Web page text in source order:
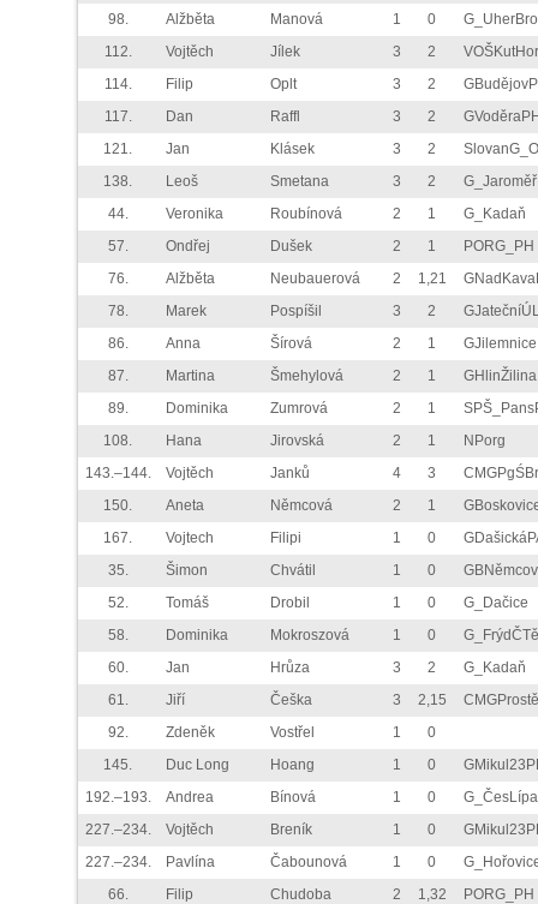
98.
Alžběta Manová 1 0
112.
Vojtěch Jílek 3 2
114.
Filip Oplt 3 2
117.
Dan Raffl 3 2
121.
Jan Klásek 3 2
138.
Leoš Smetana 3 2
G_Jaroměř
44.
Veronika Roubínová 2 1
G_Kadaň
57.
Ondřej Dušek 2 1
PORG_PH
76.
Alžběta Neubauerová 2 1,21
78.
Marek Pospíšil 3 2
86.
Anna Šírová 2 1
GJilemnice
87.
Martina Šmehylová 2 1
GHlinŽilina
89.
Dominika Zumrová 2 1
108.
Hana Jirovská 2 1
NPorg
143.–144.
Vojtěch Janků 4 3
150.
Aneta Němcová 2 1
167.
Vojtech Filipi 1 0
35.
Šimon Chvátil 1 0
52.
Tomáš Drobil 1 0
G_Dačice
58.
Dominika Mokroszová 1 0
60.
Jan Hrůza 3 2
G_Kadaň
61.
Jiří Češka 3 2,15
92.
Zdeněk Vostřel 1
0
145.
Duc Long Hoang 1 0
192.–193.
Andrea Bínová 1 0
G_ČesLípa
227.–234.
Vojtěch Breník 1 0
227.–234.
Pavlína Čabounová 1 0
66.
Filip Chudoba 2 1,32
PORG_PH